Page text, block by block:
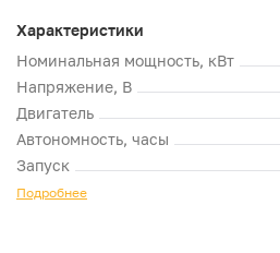
Характеристики
Номинальная мощность, кВт
Напряжение, В
Двигатель
Автономность, часы
Запуск
Подробнее